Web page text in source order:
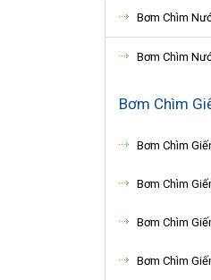
Bơm Chìm
Bơm Chìm
Bơm Chìm
Bơm Chìm
Bơm Chìm
Bơm Chìm
Bơm Chìm